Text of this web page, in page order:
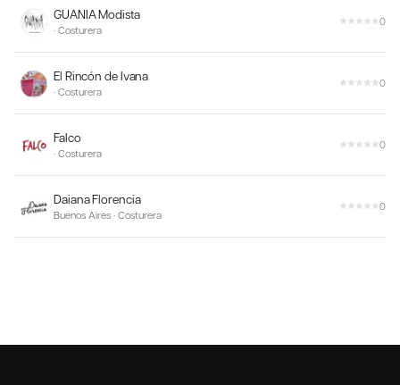
GUANIA Modista
· Costurera
0
El Rincón de Ivana
· Costurera
0
Falco
· Costurera
0
Daiana Florencia
Buenos Aires · Costurera
0